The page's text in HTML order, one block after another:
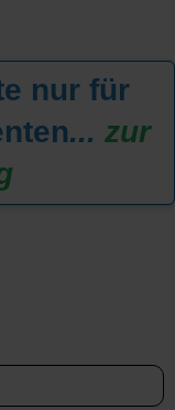
nur für
... zur